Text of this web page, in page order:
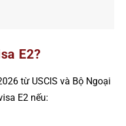
E2?
từ USCIS và Bộ Ngoại
E2 nếu: